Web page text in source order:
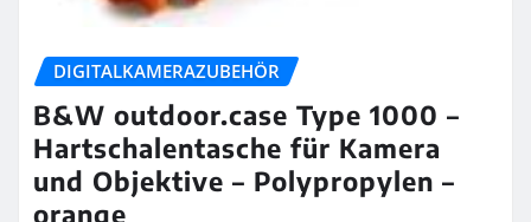
DIGITALKAMERAZUBEHÖR
B&W outdoor.case Type 1000 –
Hartschalentasche für Kamera
und Objektive – Polypropylen –
orange